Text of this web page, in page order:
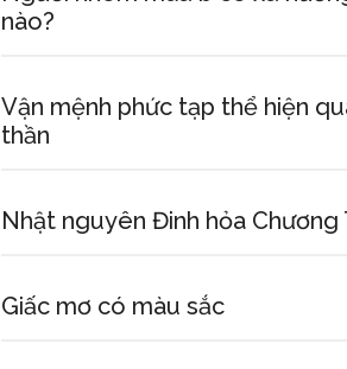
nào?
Vận mệnh phức tạp thể hiện
thần
Nhật nguyên Đinh hỏa Chương
Giấc mơ có màu sắc